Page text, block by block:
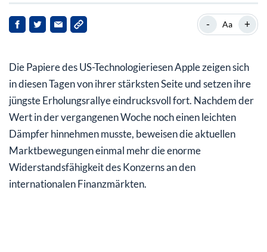
Apple-Aktie (ISIN: US0378331005) baut Gewinne
weiter aus
- Aa +
Die Papiere des US-Technologieriesen Apple zeigen sich
in diesen Tagen von ihrer stärksten Seite und setzen ihre
jüngste Erholungsrallye eindrucksvoll fort. Nachdem der
Wert in der vergangenen Woche noch einen leichten
Dämpfer hinnehmen musste, beweisen die aktuellen
Marktbewegungen einmal mehr die enorme
Widerstandsfähigkeit des Konzerns an den
internationalen Finanzmärkten.